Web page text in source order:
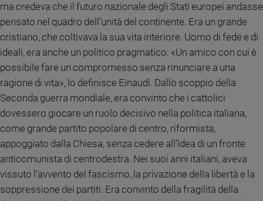
Vai
Riflessioni
Video
Privacy
ma credeva che il futuro nazionale degli Stati europei andasse
pensato nel quadro dell’unità del continente. Era un grande
cristiano, che coltivava la sua vita interiore. Uomo di fede e di
ideali, era anche un politico pragmatico: «Un amico con cui è
possibile fare un compromesso senza rinunciare a una
ragione di vita», lo definisce Einaudi. Dallo scoppio della
Seconda guerra mondiale, era convinto che i cattolici
dovessero giocare un ruolo decisivo nella politica italiana,
come grande partito popolare di centro, riformista,
appoggiato dalla Chiesa, senza cedere all’idea di un fronte
anticomunista di centrodestra. Nei suoi anni italiani, aveva
vissuto l’avvento del fascismo, la privazione della libertà e la
soppressione dei partiti. Era convinto della fragilità della